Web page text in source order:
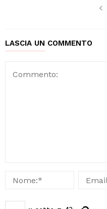
LASCIA UN COMMENTO